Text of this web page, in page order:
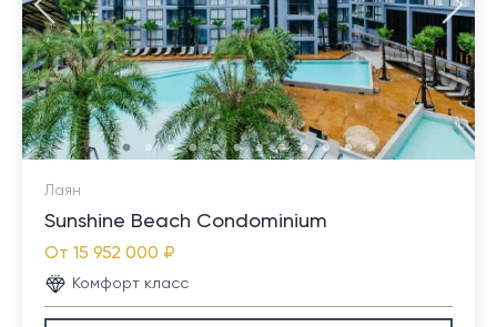
Лаян
Sunshine Beach Condominium
От 15 952 000 ₽
Комфорт класс